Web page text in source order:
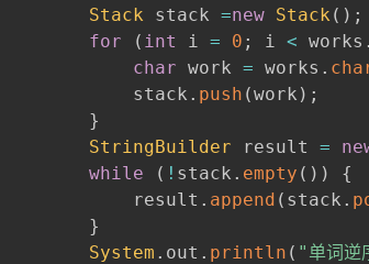
Stack stack =new Stack ( ) ;
for
( int i = 0 ; i < works .
char work = works .
            stack
. push (work ) ;
}
StringBuilder result =
while
( ! stack . empty ( ) )
{
            result
. append ( stack .
}
System . out . println ( "单词逆